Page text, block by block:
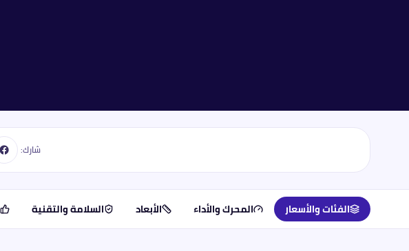
شارك:
الفئات والأسعار المحرك والأداء الأبعاد السلامة والتقنية